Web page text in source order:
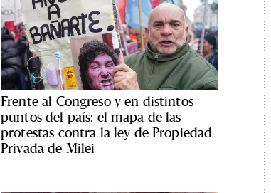
Frente al Congreso y en distintos
puntos del país: el mapa de las
protestas contra la ley de Propiedad
Privada de Milei